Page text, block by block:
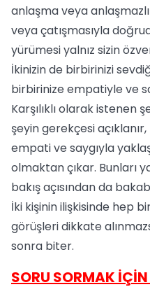
anlaşma veya
veya çatışmasıyla
yürümesi yalnız sizin
İkinizin de birbirinizi
birbirinize empatiyle ve
Karşılıklı olarak istenen
şeyin gerekçesi
empati ve saygıyla
olmaktan çıkar. Bunları
bakış açısından da
İki kişinin ilişkisinde hep
görüşleri dikkate
sonra biter.
SORU SORMAK